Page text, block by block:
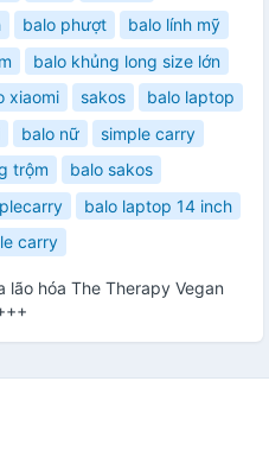
balo phượt
balo lính mỹ
balo khủng long size lớn
xiaomi sakos
balo laptop
balo nữ
simple carry
trộm
balo sakos
balo laptop 14 inch
carry
lão hóa The Therapy Vegan